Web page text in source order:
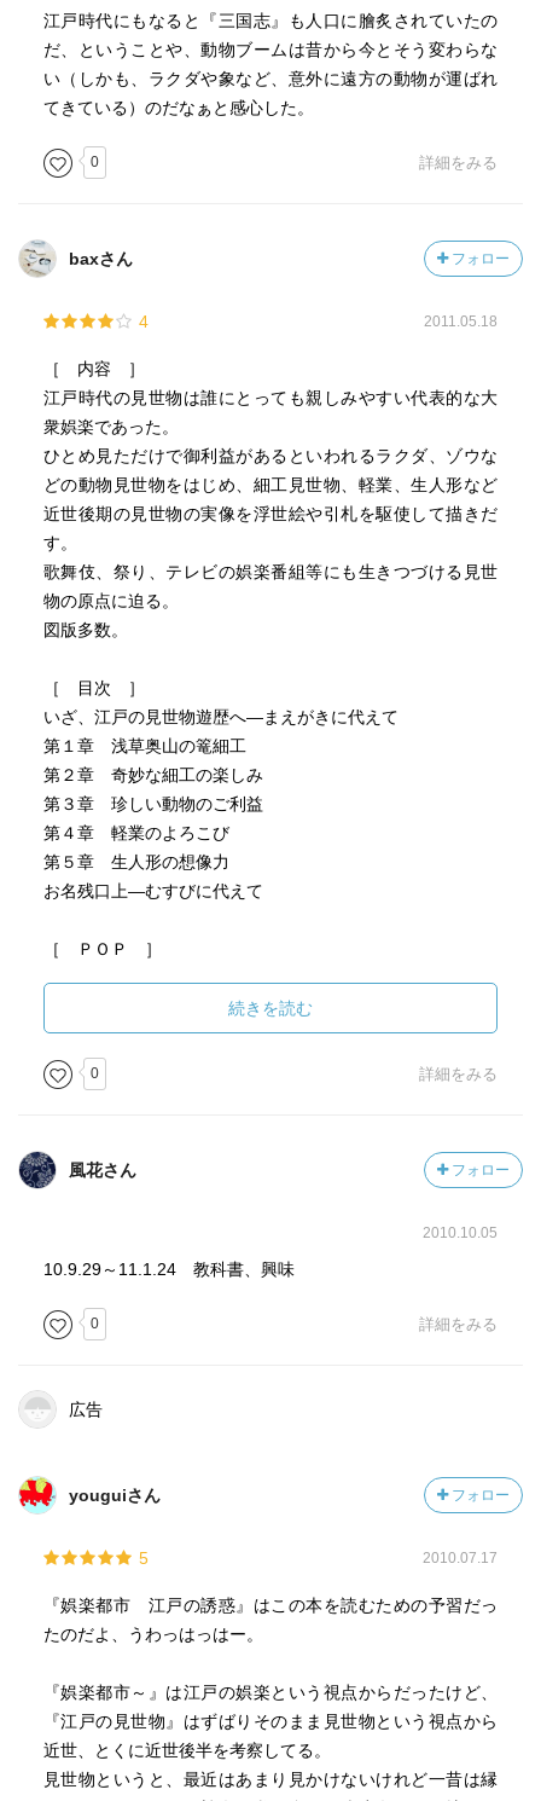
江戸時代にもなると『三国志』も人口に膾炙されていたの
だ、ということや、動物ブームは昔から今とそう変わらな
い（しかも、ラクダや象など、意外に遠方の動物が運ばれ
てきている）のだなぁと感心した。
0 詳細をみる
baxさん フォロー
4 2011.05.18
［ 内容 ］
江戸時代の見世物は誰にとっても親しみやすい代表的な大
衆娯楽であった。
ひとめ見ただけで御利益があるといわれるラクダ、ゾウな
どの動物見世物をはじめ、細工見世物、軽業、生人形など
近世後期の見世物の実像を浮世絵や引札を駆使して描きだ
す。
歌舞伎、祭り、テレビの娯楽番組等にも生きつづける見世
物の原点に迫る。
図版多数。
［ 目次 ］
いざ、江戸の見世物遊歴へ―まえがきに代えて
第１章 浅草奥山の篭細工
第２章 奇妙な細工の楽しみ
第３章 珍しい動物のご利益
第４章 軽業のよろこび
第５章 生人形の想像力
お名残口上―むすびに代えて
［ ＰＯＰ ］
［ おすすめ度 ］
☆☆☆☆☆☆☆ おすすめ度
☆☆☆☆☆☆☆ ストーリー
☆☆☆☆☆☆☆ メッセージ性
共感度（空振り三振・一部・参った！）
続きを読む
0 詳細をみる
風花さん フォロー
2010.10.05
10.9.29～11.1.24 教科書、興味
0 詳細をみる
広告
youguiさん フォロー
5 2010.07.17
『娯楽都市 江戸の誘惑』はこの本を読むための予習だっ
たのだよ、うわっはっはー。
『娯楽都市～』は江戸の娯楽という視点からだったけど、
『江戸の見世物』はずばりそのまま見世物という視点から
近世、とくに近世後半を考察してる。
見世物というと、最近はあまり見かけないけれど一昔は縁